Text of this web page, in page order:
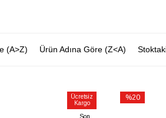
(A>Z) Ürün Adına Göre (Z<A)
Ücretsiz
Kargo
Son
%20